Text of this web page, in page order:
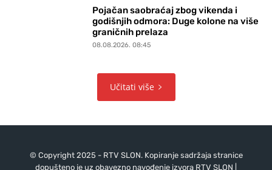
Pojačan saobraćaj zbog vikenda i
godišnjih odmora: Duge kolone na više
graničnih prelaza
08.08.2026. 08:45
Učitati više
© Copyright 2025 - RTV SLON. Kopiranje sadržaja stranice
dopušteno je uz obavezno navođenje izvora RTV SLON |